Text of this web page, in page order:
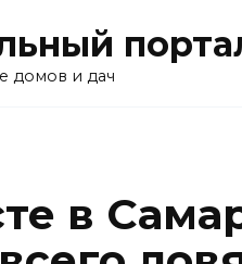
домов и дач
в